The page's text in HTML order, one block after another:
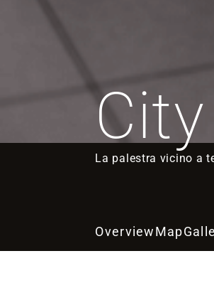
La palestra vicino a
OverviewMap